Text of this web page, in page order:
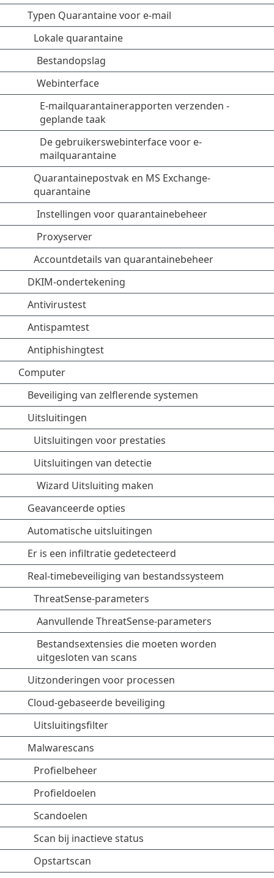
Typen Quarantaine voor e-mail
Lokale quarantaine
Bestandopslag
Webinterface
E-mailquarantainerapporten verzenden -
geplande taak
De gebruikerswebinterface voor e-
mailquarantaine
Quarantainepostvak en MS Exchange-
quarantaine
Instellingen voor quarantainebeheer
Proxyserver
Accountdetails van quarantainebeheer
DKIM-ondertekening
Antivirustest
Antispamtest
Antiphishingtest
Computer
Beveiliging van zelflerende systemen
Uitsluitingen
Uitsluitingen voor prestaties
Uitsluitingen van detectie
Wizard Uitsluiting maken
Geavanceerde opties
Automatische uitsluitingen
Er is een infiltratie gedetecteerd
Real-timebeveiliging van bestandssysteem
ThreatSense-parameters
Aanvullende ThreatSense-parameters
Bestandsextensies die moeten worden
uitgesloten van scans
Uitzonderingen voor processen
Cloud-gebaseerde beveiliging
Uitsluitingsfilter
Malwarescans
Profielbeheer
Profieldoelen
Scandoelen
Scan bij inactieve status
Opstartscan